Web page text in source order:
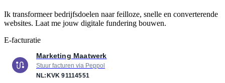
Ik transformeer bedrijfsdoelen naar feilloze, snelle en converterende
websites. Laat me jouw digitale fundering bouwen.
E-facturatie
Marketing Maatwerk
Stuur facturen via Peppol
NL:KVK 91114551